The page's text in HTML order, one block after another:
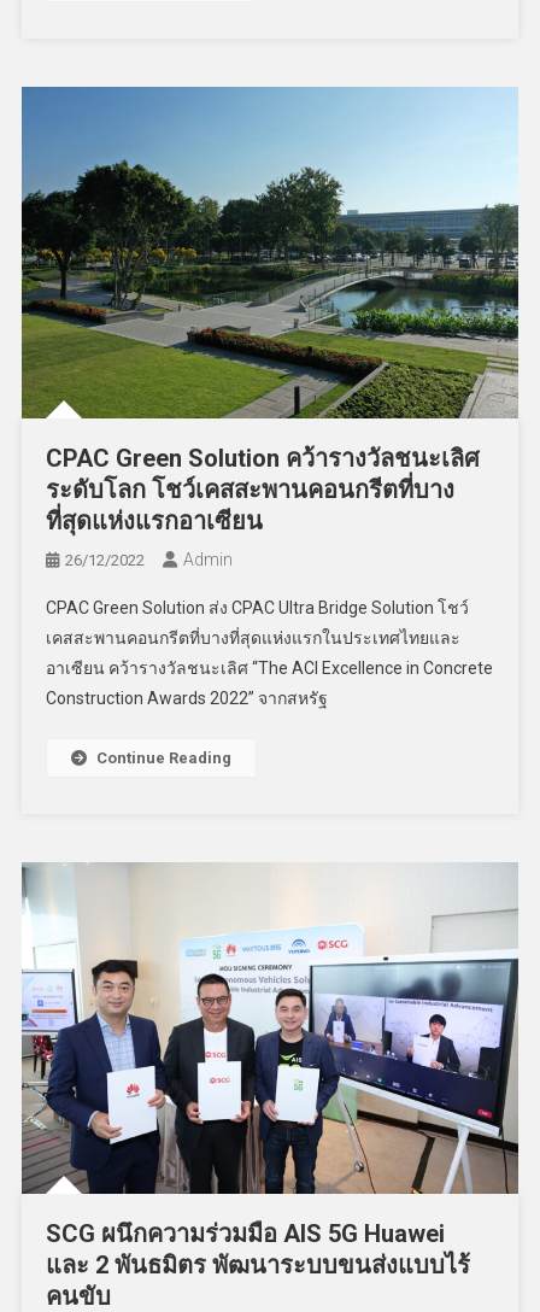
CPAC Green Solution คว้ารางวัลชนะเลิศ
ระดับโลก โชว์เคสสะพานคอนกรีตที่บาง
ที่สุดแห่งแรกอาเซียน
26/12/2022 Admin
CPAC Green Solution ส่ง CPAC Ultra Bridge Solution โชว์
เคสสะพานคอนกรีตที่บางที่สุดแห่งแรกในประเทศไทยและ
อาเซียน คว้ารางวัลชนะเลิศ “The ACI Excellence in Concrete
Construction Awards 2022” จากสหรัฐ
Continue Reading
SCG ผนึกความร่วมมือ AIS 5G Huawei
และ 2 พันธมิตร พัฒนาระบบขนส่งแบบไร้
คนขับ